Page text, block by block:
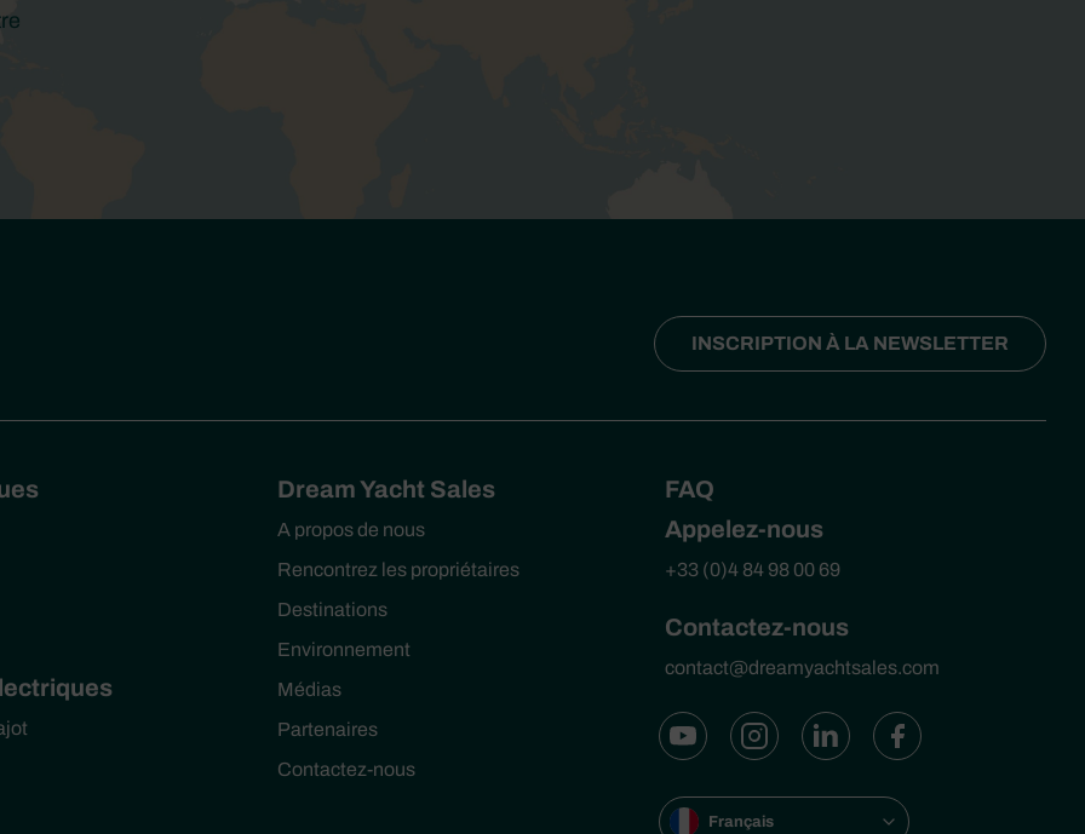
INSCRIPTION À LA NEWSLETTER
Dream Yacht Sales
A propos de nous
Rencontrez les propriétaires
Destinations
Environnement
Médias
Partenaires
Contactez-nous
FAQ
Appelez-nous
+33 (0)4 84 98 00 69
Contactez-nous
contact@dreamyachtsales.com
Français